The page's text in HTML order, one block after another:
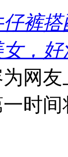
裤
，好
网
时